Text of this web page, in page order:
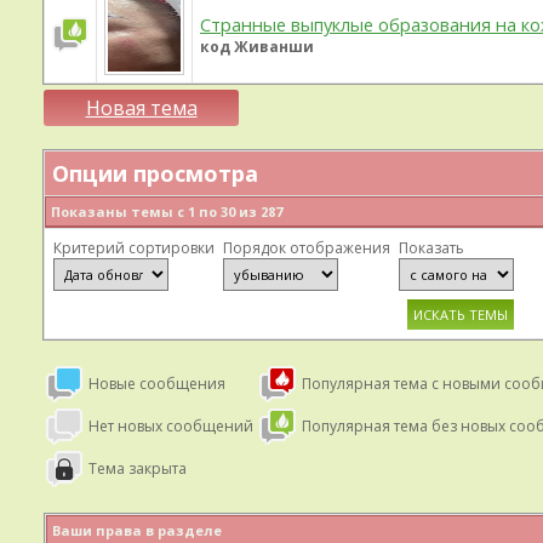
Странные выпуклые образования на
код Живанши
Новая тема
Опции просмотра
Показаны темы с 1 по 30 из 287
Критерий сортировки Порядок отображения Показать
Новые сообщения Популярная тема с новыми
Нет новых сообщений Популярная тема без новых
Тема закрыта
Ваши права в разделе